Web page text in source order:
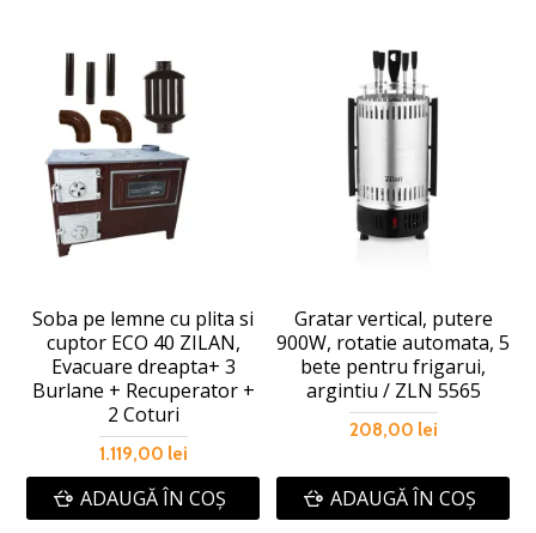
Soba pe lemne cu plita si
cuptor ECO 40 ZILAN,
Evacuare dreapta+ 3
Burlane + Recuperator +
2 Coturi
1.119,00 lei
ADAUGĂ ÎN COŞ
Gratar vertical, putere
900W, rotatie automata, 5
bete pentru frigarui,
argintiu / ZLN 5565
208,00 lei
ADAUGĂ ÎN COŞ